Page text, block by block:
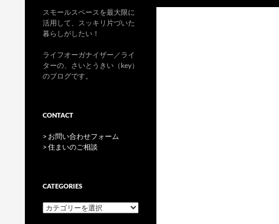
スモールスペースを最大限に
活用して、スッキリ片づいた
暮らしがしたい！
ライフオーガナイザー／ライ
ターの、さいとうきい（key）
のブログです。
CONTACT
> お問い合わせフォーム
> 住まいのご相談
CATEGORIES
categories